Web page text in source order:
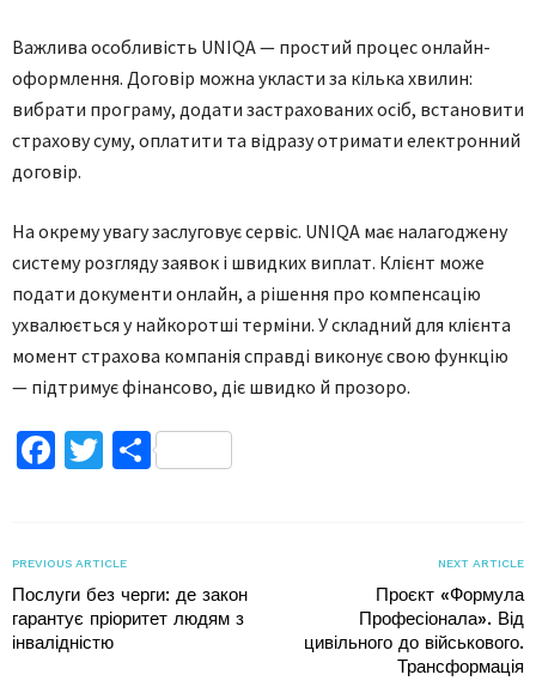
Важлива особливість UNIQA — простий процес онлайн-
оформлення. Договір можна укласти за кілька хвилин:
вибрати програму, додати застрахованих осіб, встановити
страхову суму, оплатити та відразу отримати електронний
договір.
На окрему увагу заслуговує сервіс. UNIQA має налагоджену
систему розгляду заявок і швидких виплат. Клієнт може
подати документи онлайн, а рішення про компенсацію
ухвалюється у найкоротші терміни. У складний для клієнта
момент страхова компанія справді виконує свою функцію
— підтримує фінансово, діє швидко й прозоро.
Facebook
TwitterПоділитися
PREVIOUS ARTICLE
Послуги без черги: де закон
гарантує пріоритет людям з
інвалідністю
NEXT ARTICLE
Проєкт «Формула
Професіонала». Від
цивільного до військового.
Трансформація